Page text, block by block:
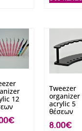
12
€
Tweezer
organizer
acrylic 5
θέσεων
8.00€